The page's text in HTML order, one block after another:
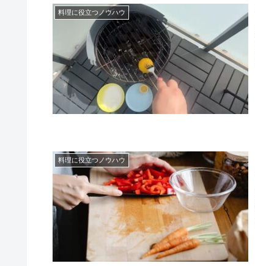
料理に役立つノウハウ
料理に役立つノウハウ